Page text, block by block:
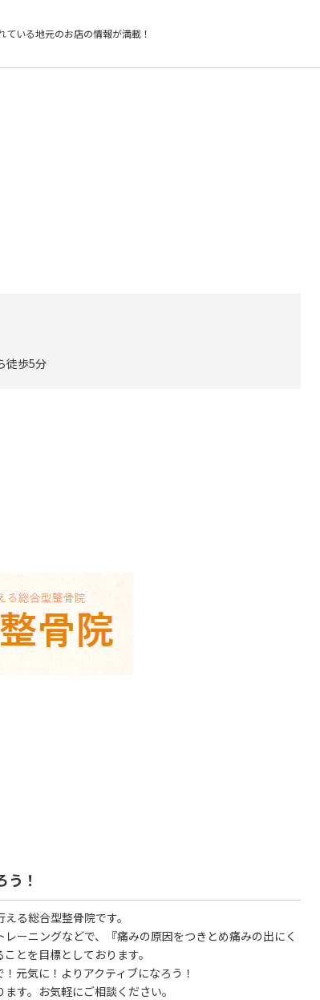
ている地元のお店の情報が満載！
徒歩5分
！
る総合型整骨院です。
ーニングなどで、『痛みの原因をつきとめ痛みの出にく
とを目標としております。
元気に！よりアクティブになろう！
す。お気軽にご相談ください。